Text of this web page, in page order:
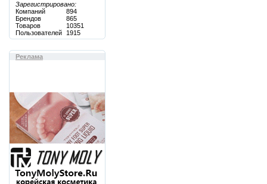
Зарегистрировано:
Компаний
894
Брендов
865
Товаров
10351
Пользователей
1915
Реклама